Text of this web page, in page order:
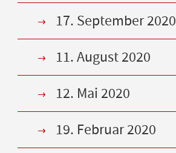
17. September 2020
11. August 2020
12. Mai 2020
19. Februar 2020